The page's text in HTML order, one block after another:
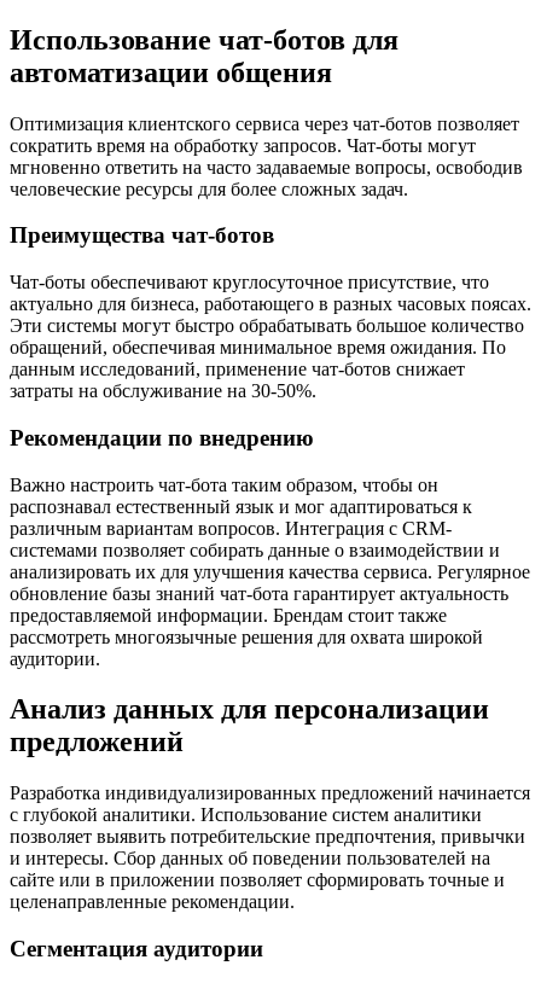
Использование чат-ботов для
автоматизации общения
Оптимизация клиентского сервиса через чат-ботов позволяет
сократить время на обработку запросов. Чат-боты могут
мгновенно ответить на часто задаваемые вопросы, освободив
человеческие ресурсы для более сложных задач.
Преимущества чат-ботов
Чат-боты обеспечивают круглосуточное присутствие, что
актуально для бизнеса, работающего в разных часовых поясах.
Эти системы могут быстро обрабатывать большое количество
обращений, обеспечивая минимальное время ожидания. По
данным исследований, применение чат-ботов снижает
затраты на обслуживание на 30-50%.
Рекомендации по внедрению
Важно настроить чат-бота таким образом, чтобы он
распознавал естественный язык и мог адаптироваться к
различным вариантам вопросов. Интеграция с CRM-
системами позволяет собирать данные о взаимодействии и
анализировать их для улучшения качества сервиса. Регулярное
обновление базы знаний чат-бота гарантирует актуальность
предоставляемой информации. Брендам стоит также
рассмотреть многоязычные решения для охвата широкой
аудитории.
Анализ данных для персонализации
предложений
Разработка индивидуализированных предложений начинается
с глубокой аналитики. Использование систем аналитики
позволяет выявить потребительские предпочтения, привычки
и интересы. Сбор данных об поведении пользователей на
сайте или в приложении позволяет сформировать точные и
целенаправленные рекомендации.
Сегментация аудитории